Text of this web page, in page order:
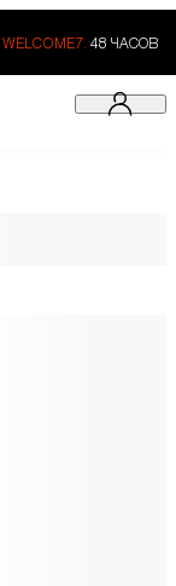
WELCOME7. 48 ЧАСОВ